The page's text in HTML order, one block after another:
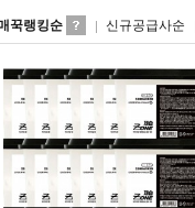
꾹랭킹순 신규공급사순